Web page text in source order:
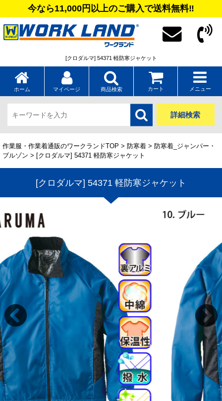
今なら11,000円以上のご購入で送料無料‼
[クロダルマ] 54371 軽防寒ジャケット
ホーム マイページ 商品検索 カート メニュー
詳細検索
作業服・作業着通販のワークランドTOP > 防寒着 > 防寒着_ジャンパー・
ブルゾン > [クロダルマ] 54371 軽防寒ジャケット
[クロダルマ] 54371 軽防寒ジャケット